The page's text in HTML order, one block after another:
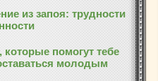
из запоя: трудности
помогут тебе
молодым